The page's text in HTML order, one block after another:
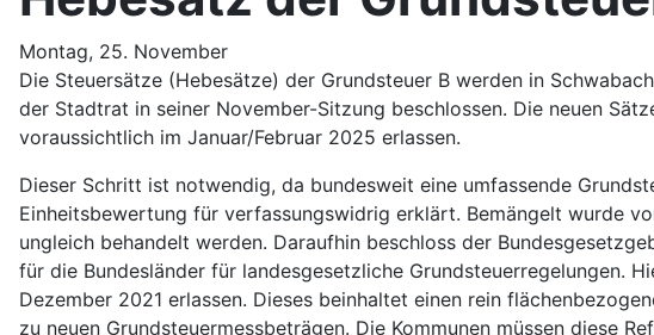
Montag, 25. November
Die Steuersätze (Hebesätze) der Grundsteuer B werden in
der Stadtrat in seiner November-Sitzung beschlossen. Die neuen
voraussichtlich im Januar/Februar 2025 erlassen.
Dieser Schritt ist notwendig, da bundesweit eine umfassende
Einheitsbewertung für verfassungswidrig erklärt. Bemängelt wurde
ungleich behandelt werden. Daraufhin beschloss der
für die Bundesländer für landesgesetzliche Grundsteuerregelungen.
Dezember 2021 erlassen. Dieses beinhaltet einen rein
zu neuen Grundsteuermessbeträgen. Die Kommunen müssen diese